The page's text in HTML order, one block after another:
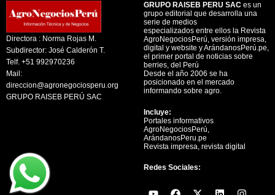
Directora : Norma Rojas M.
Subdirector: José Calderón T.
Telf. +51 992970236
Mail:
direccion@agronegociosperu.org
GRUPO RAISEB PERÚ SAC
GRUPO RAISEB PERU SAC es un
grupo editorial que desarrolla una
serie de medios
especializados entre ellos la Revista
AgroNegociosPerú, versión impresa,
digital y website y ArándanosPerú.pe,
el primer portal de noticias sobre
berries, del Perú
Desde el año 2006 se ha
posicionado en el mercado
informando sobre agro.
Incluye:
Portales informativos
AgroNegociosPerú,
ArándanosPeru.pe
Revista impresa, revista digital
Redes Sociales:
Y
F
X
L
I